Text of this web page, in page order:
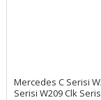
Mercedes C Serisi
Serisi W209 Clk